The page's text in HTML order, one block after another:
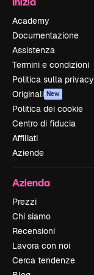
Academy
Documentazione
Assistenza
Termini e condizioni
Politica sulla privacy
Originali New
Politica dei cookie
Centro di fiducia
Affiliati
Aziende
Azienda
Prezzi
Chi siamo
Recensioni
Lavora con noi
Cerca tendenze